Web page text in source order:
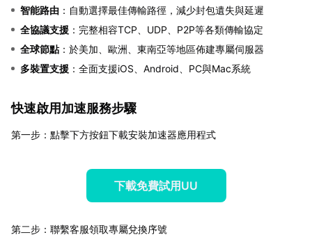
智能路由 ：自動選擇最佳傳輸路徑，減少封包遺失與延遲
全協議支援 ：完整相容TCP、UDP、P2P等各類傳輸協定
全球節點：於美加、歐洲、東南亞等地區佈建專屬伺服器
多裝置支援 ：全面支援iOS、Android、PC與Mac系統
快速啟用加速服務步驟
第一步：點擊下方按鈕下載安裝加速器應用程式
下載免費試用UU
第二步：聯繫客服領取專屬兌換序號